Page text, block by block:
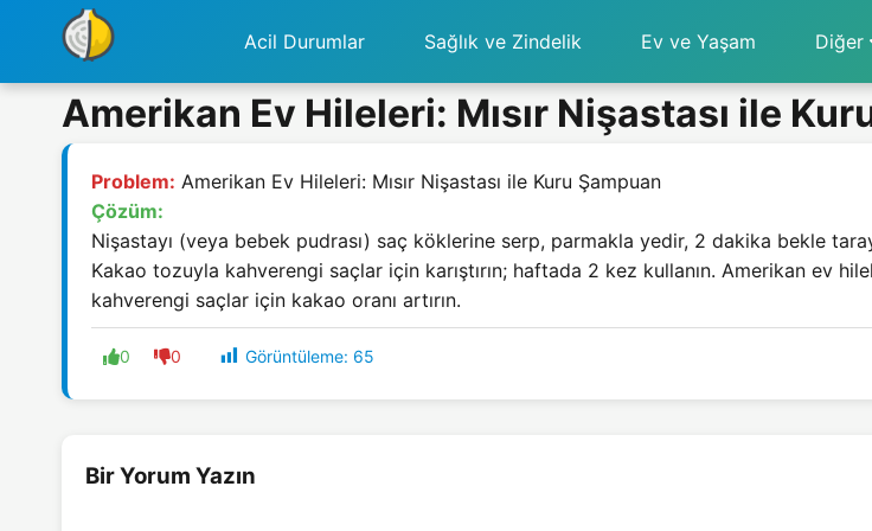
Acil Durumlar Sağlık ve Zindelik Ev ve Yaşam Diğer
Amerikan Ev Hileleri: Mısır Nişastası ile
Problem: Amerikan Ev Hileleri: Mısır Nişastası ile Kuru Şampuan
Çözüm:
Nişastayı (veya bebek pudrası) saç köklerine serp, parmakla yedir, 2 dakika bekle
Kakao tozuyla kahverengi saçlar için karıştırın; haftada 2 kez kullanın. Amerikan ev
kahverengi saçlar için kakao oranı artırın.
0 0 Görüntüleme: 65
Bir Yorum Yazın